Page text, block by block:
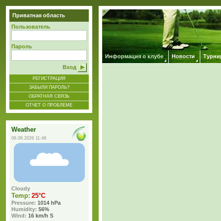
Приватная область
Пользователь
Пароль
Вход
РЕГИСТРАЦИЯ
ЗАБЫЛИ ПАРОЛЬ?
ОБРАТНАЯ СВЯЗЬ
ОТЧЕТ О ПРОБЛЕМЕ
Weather
06.08.2026 11:46
Cloudy
Temp: 25°C
Pressure: 1014 hPa
Humidity: 56%
Wind: 16 km/h S
Информация о клубе Новости